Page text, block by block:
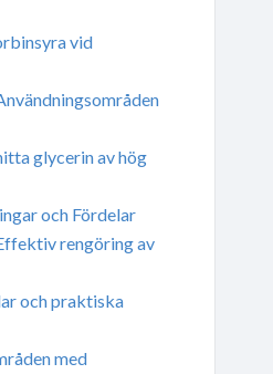
vid
glycerin av hög
och Fördelar
rengöring av
och praktiska
med